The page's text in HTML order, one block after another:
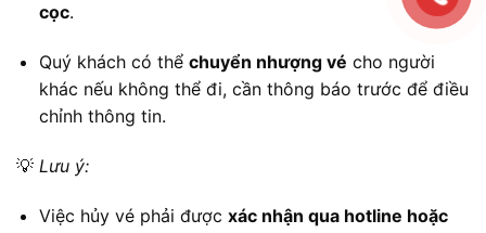
cọc.
Quý khách có thể chuyển nhượng vé cho người
khác nếu không thể đi, cần thông báo trước để điều
chỉnh thông tin.
💡 Lưu ý:
Việc hủy vé phải được xác nhận qua hotline hoặc